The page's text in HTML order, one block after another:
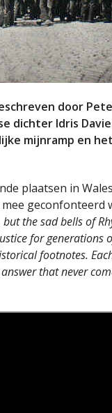
door
dichter Idris
mijnramp en
plaatsen in
geconfonteerd
the sad bells of
for generations
footnotes.
that never